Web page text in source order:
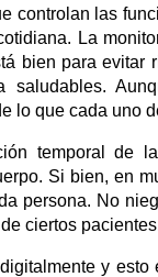
controlan las
La
bien para evitar
saludables.
lo que cada uno
temporal de
Si bien, en
persona. No
ciertos
y